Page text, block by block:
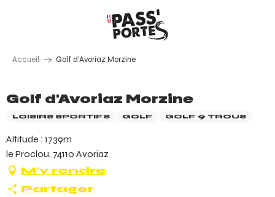
Accueil Golf d'Avoriaz Morzine
Golf d'Avoriaz Morzine
LOISIRS SPORTIFS GOLF GOLF 9 TROUS
Altitude : 1739m
le Proclou, 74110 Avoriaz
M'y rendre
Partager